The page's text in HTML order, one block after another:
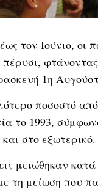
τον Ιούνιο,
πέρυσι,
1η
ποσοστό
το 1993,
στο εξωτερικό.
μειώθηκαν
τη μείωση που